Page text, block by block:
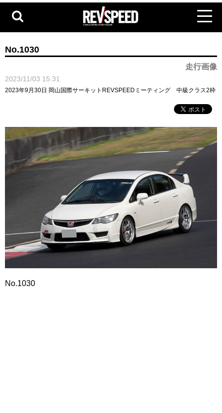
No.1030
走行画像
2023/11/03 15:31
2023年9月30日 岡山国際サーキットREVSPEEDミーティング 中級クラス2枠
No.1030